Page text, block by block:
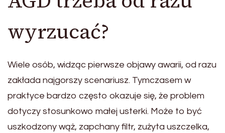
wyrzucać?
Wiele osób, widząc pierwsze objawy awarii, od razu
zakłada najgorszy scenariusz. Tymczasem w
praktyce bardzo często okazuje się, że problem
dotyczy stosunkowo małej usterki. Może to być
uszkodzony wąż, zapchany filtr, zużyta uszczelka,